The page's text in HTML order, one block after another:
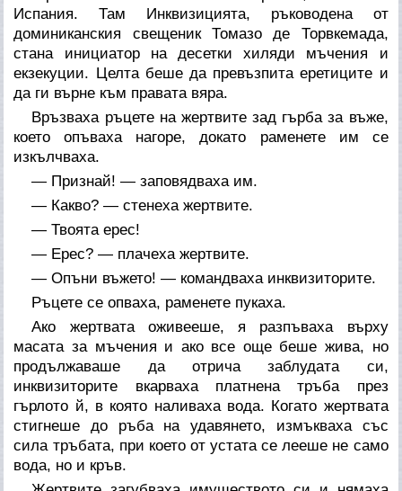
Испания. Там Инквизицията, ръководена от
доминиканския свещеник Томазо де Торвкемада,
стана инициатор на десетки хиляди мъчения и
екзекуции. Целта беше да превъзпита еретиците и
да ги върне към правата вяра.
Връзваха ръцете на жертвите зад гърба за въже,
което опъваха нагоре, докато раменете им се
изкълчваха.
— Признай! — заповядваха им.
— Какво? — стенеха жертвите.
— Твоята ерес!
— Ерес? — плачеха жертвите.
— Опъни въжето! — командваха инквизиторите.
Ръцете се опваха, раменете пукаха.
Ако жертвата оживееше, я разпъваха върху
масата за мъчения и ако все още беше жива, но
продължаваше да отрича заблудата си,
инквизиторите вкарваха платнена тръба през
гърлото й, в която наливаха вода. Когато жертвата
стигнеше до ръба на удавянето, измъкваха със
сила тръбата, при което от устата се лееше не само
вода, но и кръв.